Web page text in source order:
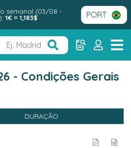
semanal (03/08 -
1€ = 1,183$
- Condições Gerais
DURAÇÃO